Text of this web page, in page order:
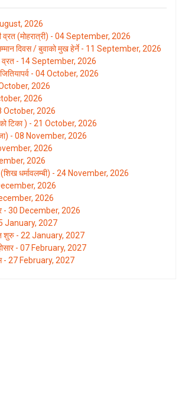
2026
व्रत (मोहरात्री) - 04 September, 2026
दिवस / बुवाको मुख हेर्ने - 11 September, 2026
व्रत - 14 September, 2026
- 04 October, 2026
2026
2026
October, 2026
टिका ) - 21 October, 2026
पूजा) - 08 November, 2026
2026
2026
धर्मावलम्बी) - 24 November, 2026
2026
2026
- 30 December, 2026
January, 2027
शुरु - 22 January, 2027
- 07 February, 2027
- 27 February, 2027